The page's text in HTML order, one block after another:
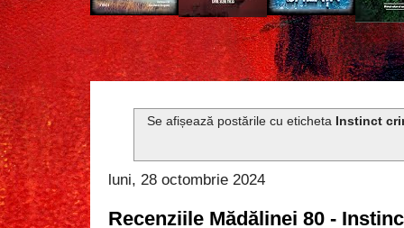
Se afișează postările cu eticheta Instinct
luni, 28 octombrie 2024
Recenziile Mădălinei 80 -